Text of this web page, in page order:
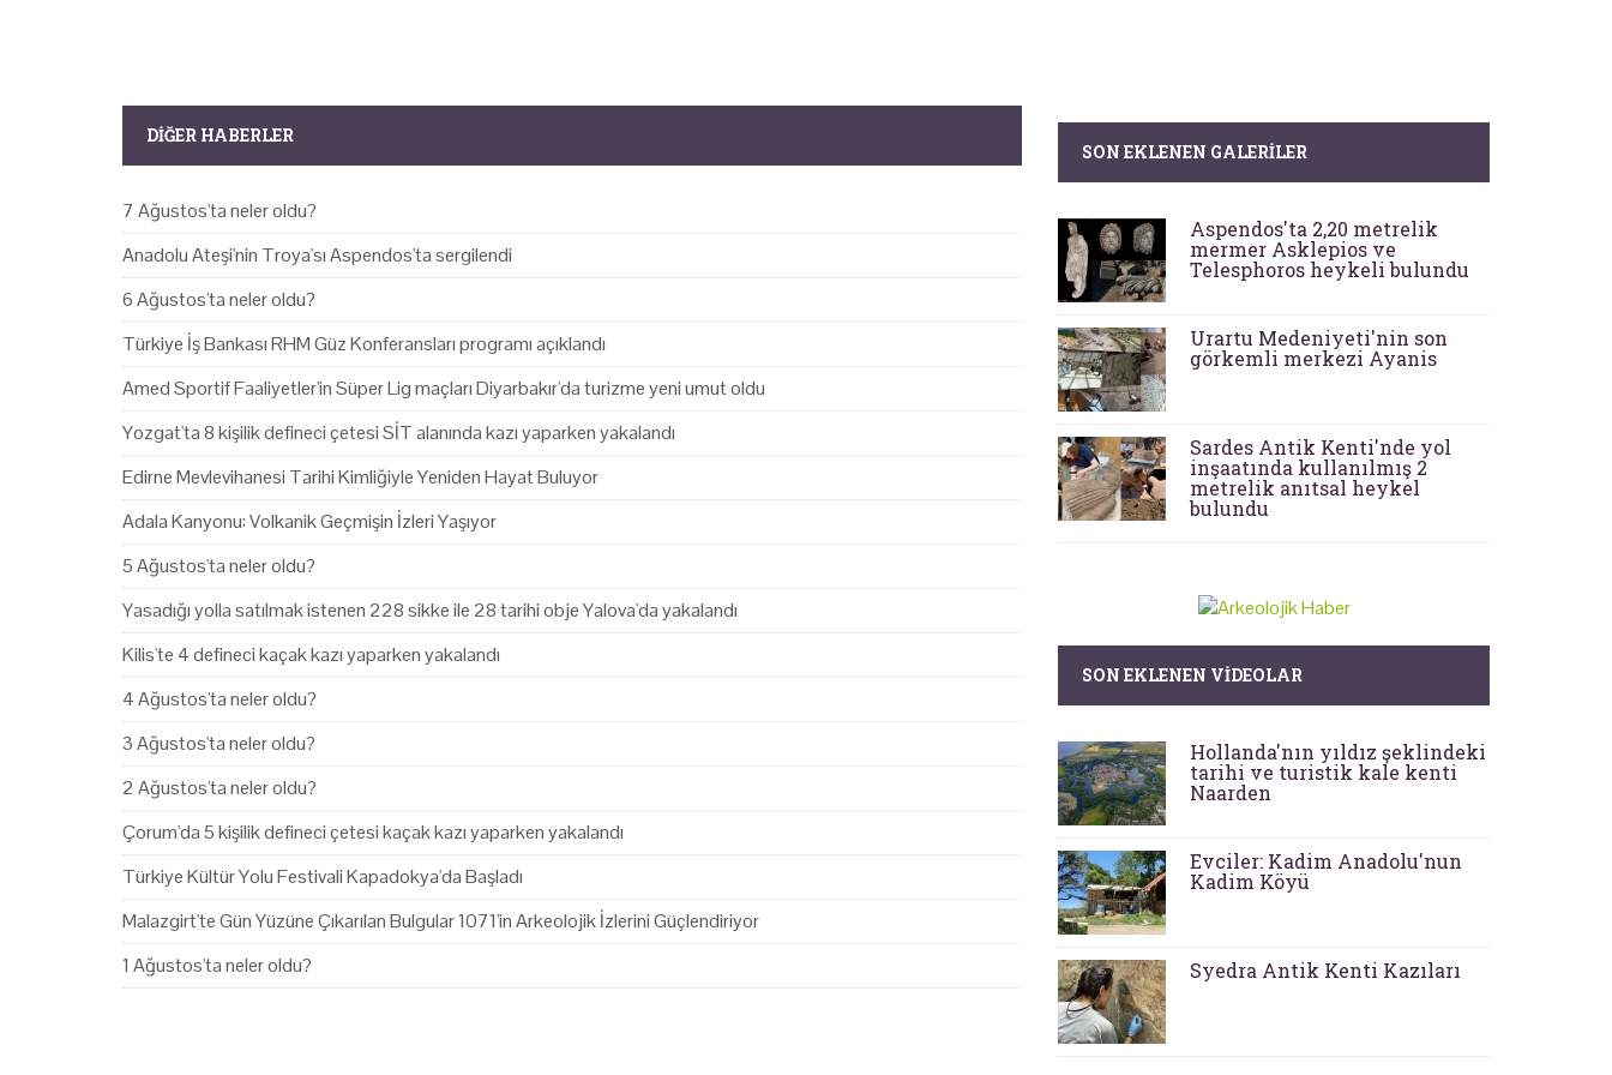
DIĞER HABERLER
7 Ağustos'ta neler oldu?
Anadolu Ateşi'nin Troya'sı Aspendos'ta sergilendi
6 Ağustos'ta neler oldu?
Türkiye İş Bankası RHM Güz Konferansları programı açıklandı
Amed Sportif Faaliyetler'in Süper Lig maçları Diyarbakır'da turizme yeni umut oldu
Yozgat'ta 8 kişilik defineci çetesi SİT alanında kazı yaparken yakalandı
Edirne Mevlevihanesi Tarihi Kimliğiyle Yeniden Hayat Buluyor
Adala Kanyonu: Volkanik Geçmişin İzleri Yaşıyor
5 Ağustos'ta neler oldu?
Yasadığı yolla satılmak istenen 228 sikke ile 28 tarihi obje Yalova'da yakalandı
Kilis'te 4 defineci kaçak kazı yaparken yakalandı
4 Ağustos'ta neler oldu?
3 Ağustos'ta neler oldu?
2 Ağustos'ta neler oldu?
Çorum'da 5 kişilik defineci çetesi kaçak kazı yaparken yakalandı
Türkiye Kültür Yolu Festivali Kapadokya'da Başladı
Malazgirt'te Gün Yüzüne Çıkarılan Bulgular 1071'in Arkeolojik İzlerini Güçlendiriyor
1 Ağustos'ta neler oldu?
SON EKLENEN GALERILER
Aspendos'ta 2,20 metrelik
mermer Asklepios ve
Telesphoros heykeli bulundu
Urartu Medeniyeti'nin son
görkemli merkezi Ayanis
Sardes Antik Kenti'nde yol
inşaatında kullanılmış 2
metrelik anıtsal heykel
bulundu
SON EKLENEN VIDEOLAR
Hollanda'nın yıldız şeklindeki
tarihi ve turistik kale kenti
Naarden
Evciler: Kadim Anadolu'nun
Kadim Köyü
Syedra Antik Kenti Kazıları